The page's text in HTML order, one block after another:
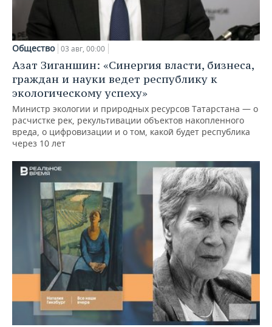
Общество 03 авг, 00:00
Азат Зиганшин: «Синергия власти, бизнеса,
граждан и науки ведет республику к
экологическому успеху»
Министр экологии и природных ресурсов Татарстана — о
расчистке рек, рекультивации объектов накопленного
вреда, о цифровизации и о том, какой будет республика
через 10 лет